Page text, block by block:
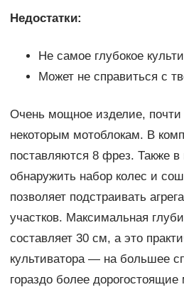
Недостатки:
Не самое глубокое
Может не справиться с
Очень мощное изделие,
некоторым мотоблокам. В
поставляются 8 фрез. Также в
обнаружить набор колес и
позволяет подстраивать
участков. Максимальная
составляет 30 см, а это
культиватора — на большее
гораздо более дорогостоящие